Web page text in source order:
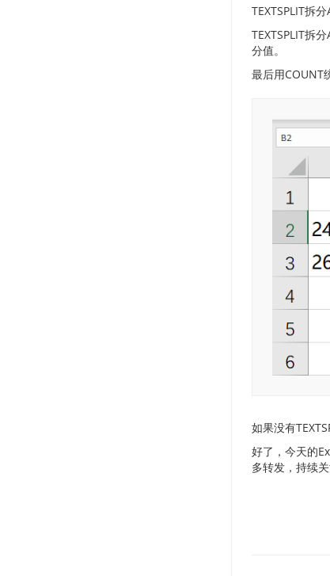
TEXTSPLIT拆
TEXTSPLIT拆
分值。
最后用COUNT
如果没有
好了，今天的
多转发，持续